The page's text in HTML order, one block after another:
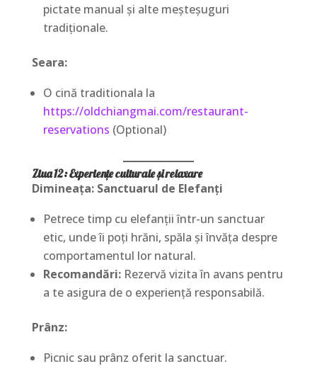
pictate manual și alte meșteșuguri
tradiționale.
Seara:
O cină traditionala la
https://oldchiangmai.com/restaurant-
reservations (Optional)
Ziua 12: Experiențe culturale și relaxare
Dimineața: Sanctuarul de Elefanți
Petrece timp cu elefanții într-un sanctuar
etic, unde îi poți hrăni, spăla și învăța despre
comportamentul lor natural.
Recomandări:Rezervă vizita în avans pentru
a te asigura de o experiență responsabilă.
Prânz:
Picnic sau prânz oferit la sanctuar.